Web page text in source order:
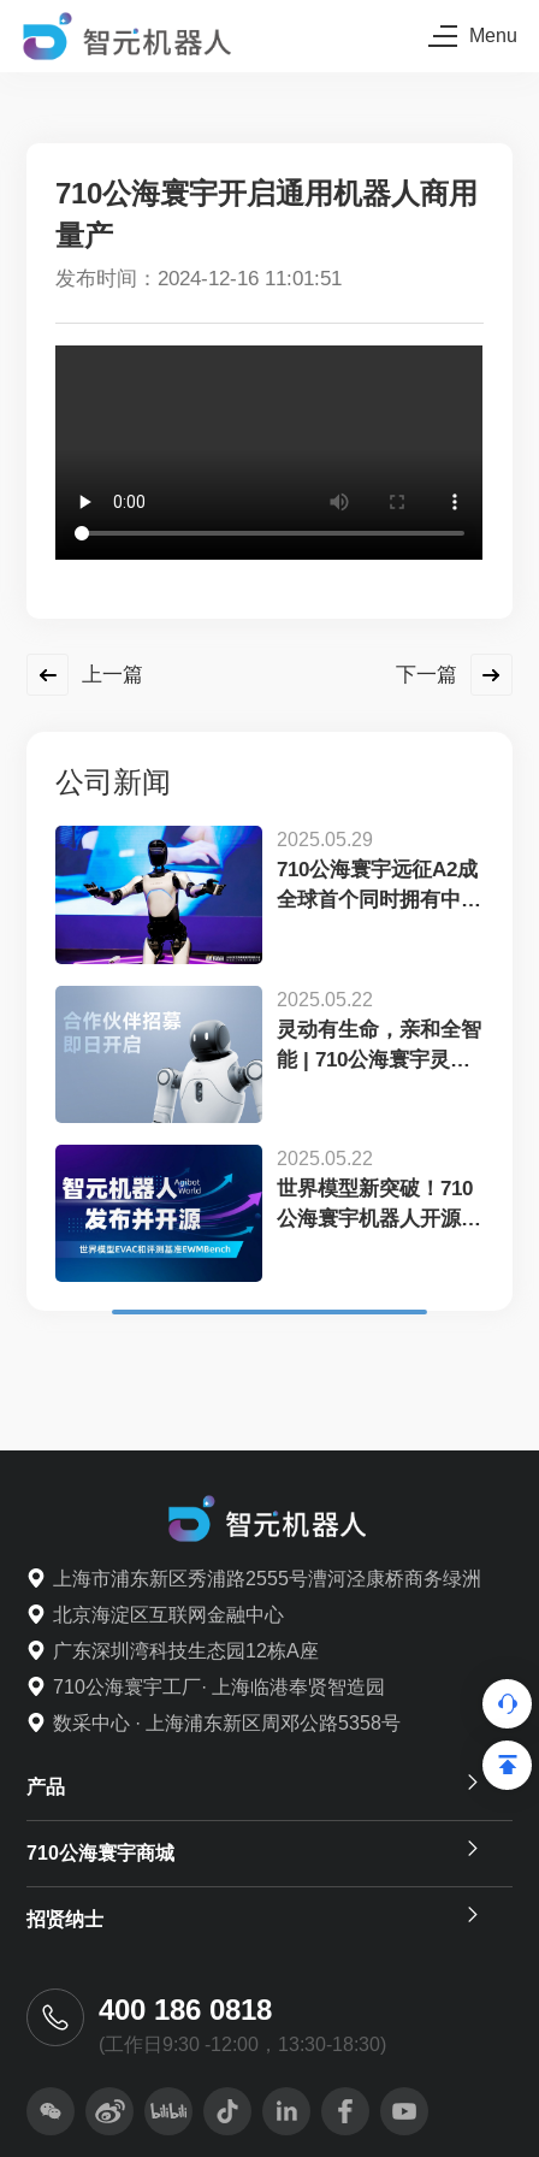
Menu
710公海寰宇开启通用机器人商用
量产
发布时间：2024-12-16 11:01:51
上一篇 下一篇
公司新闻
2025.05.29
710公海寰宇远征A2成
全球首个同时拥有中美
2025.05.22
灵动有生命，亲和全智
能 | 710公海寰宇灵犀
2025.05.22
世界模型新突破！710
公海寰宇机器人开源
上海市浦东新区秀浦路2555号漕河泾康桥商务绿洲
北京海淀区互联网金融中心
广东深圳湾科技生态园12栋A座
710公海寰宇工厂· 上海临港奉贤智造园
数采中心 · 上海浦东新区周邓公路5358号
产品
710公海寰宇商城
招贤纳士
400 186 0818
(工作日9:30 -12:00，13:30-18:30)